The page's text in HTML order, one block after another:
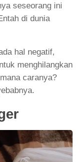
seseorang ini
di dunia
hal negatif,
menghilangkan
caranya?